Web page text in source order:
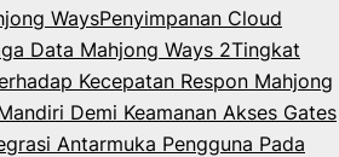
WaysPenyimpanan Cloud
Data Mahjong Ways 2Tingkat
Kecepatan Respon Mahjong
Demi Keamanan Akses Gates
Antarmuka Pengguna Pada